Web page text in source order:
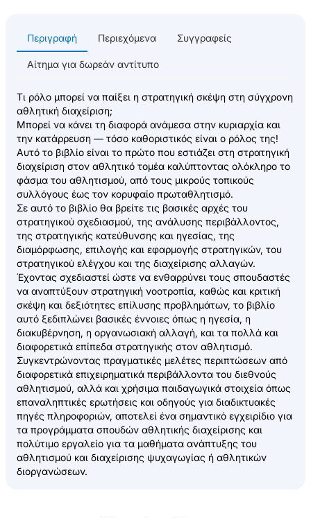
Περιγραφή Περιεχόμενα Συγγραφείς
Αίτημα για δωρεάν αντίτυπο
Τι ρόλο μπορεί να παίξει η στρατηγική σκέψη στη σύγχρονη
αθλητική διαχείριση;
Μπορεί να κάνει τη διαφορά ανάμεσα στην κυριαρχία και
την κατάρρευση — τόσο καθοριστικός είναι ο ρόλος της!
Αυτό το βιβλίο είναι το πρώτο που εστιάζει στη στρατηγική
διαχείριση στον αθλητικό τομέα καλύπτοντας ολόκληρο το
φάσμα του αθλητισμού, από τους μικρούς τοπικούς
συλλόγους έως τον κορυφαίο πρωταθλητισμό.
Σε αυτό το βιβλίο θα βρείτε τις βασικές αρχές του
στρατηγικού σχεδιασμού, της ανάλυσης περιβάλλοντος,
της στρατηγικής κατεύθυνσης και ηγεσίας, της
διαμόρφωσης, επιλογής και εφαρμογής στρατηγικών, του
στρατηγικού ελέγχου και της διαχείρισης αλλαγών.
Έχοντας σχεδιαστεί ώστε να ενθαρρύνει τους σπουδαστές
να αναπτύξουν στρατηγική νοοτροπία, καθώς και κριτική
σκέψη και δεξιότητες επίλυσης προβλημάτων, το βιβλίο
αυτό ξεδιπλώνει βασικές έννοιες όπως η ηγεσία, η
διακυβέρνηση, η οργανωσιακή αλλαγή, και τα πολλά και
διαφορετικά επίπεδα στρατηγικής στον αθλητισμό.
Συγκεντρώνοντας πραγματικές μελέτες περιπτώσεων από
διαφορετικά επιχειρηματικά περιβάλλοντα του διεθνούς
αθλητισμού, αλλά και χρήσιμα παιδαγωγικά στοιχεία όπως
επαναληπτικές ερωτήσεις και οδηγούς για διαδικτυακές
πηγές πληροφοριών, αποτελεί ένα σημαντικό εγχειρίδιο για
τα προγράμματα σπουδών αθλητικής διαχείρισης και
πολύτιμο εργαλείο για τα μαθήματα ανάπτυξης του
αθλητισμού και διαχείρισης ψυχαγωγίας ή αθλητικών
διοργανώσεων.